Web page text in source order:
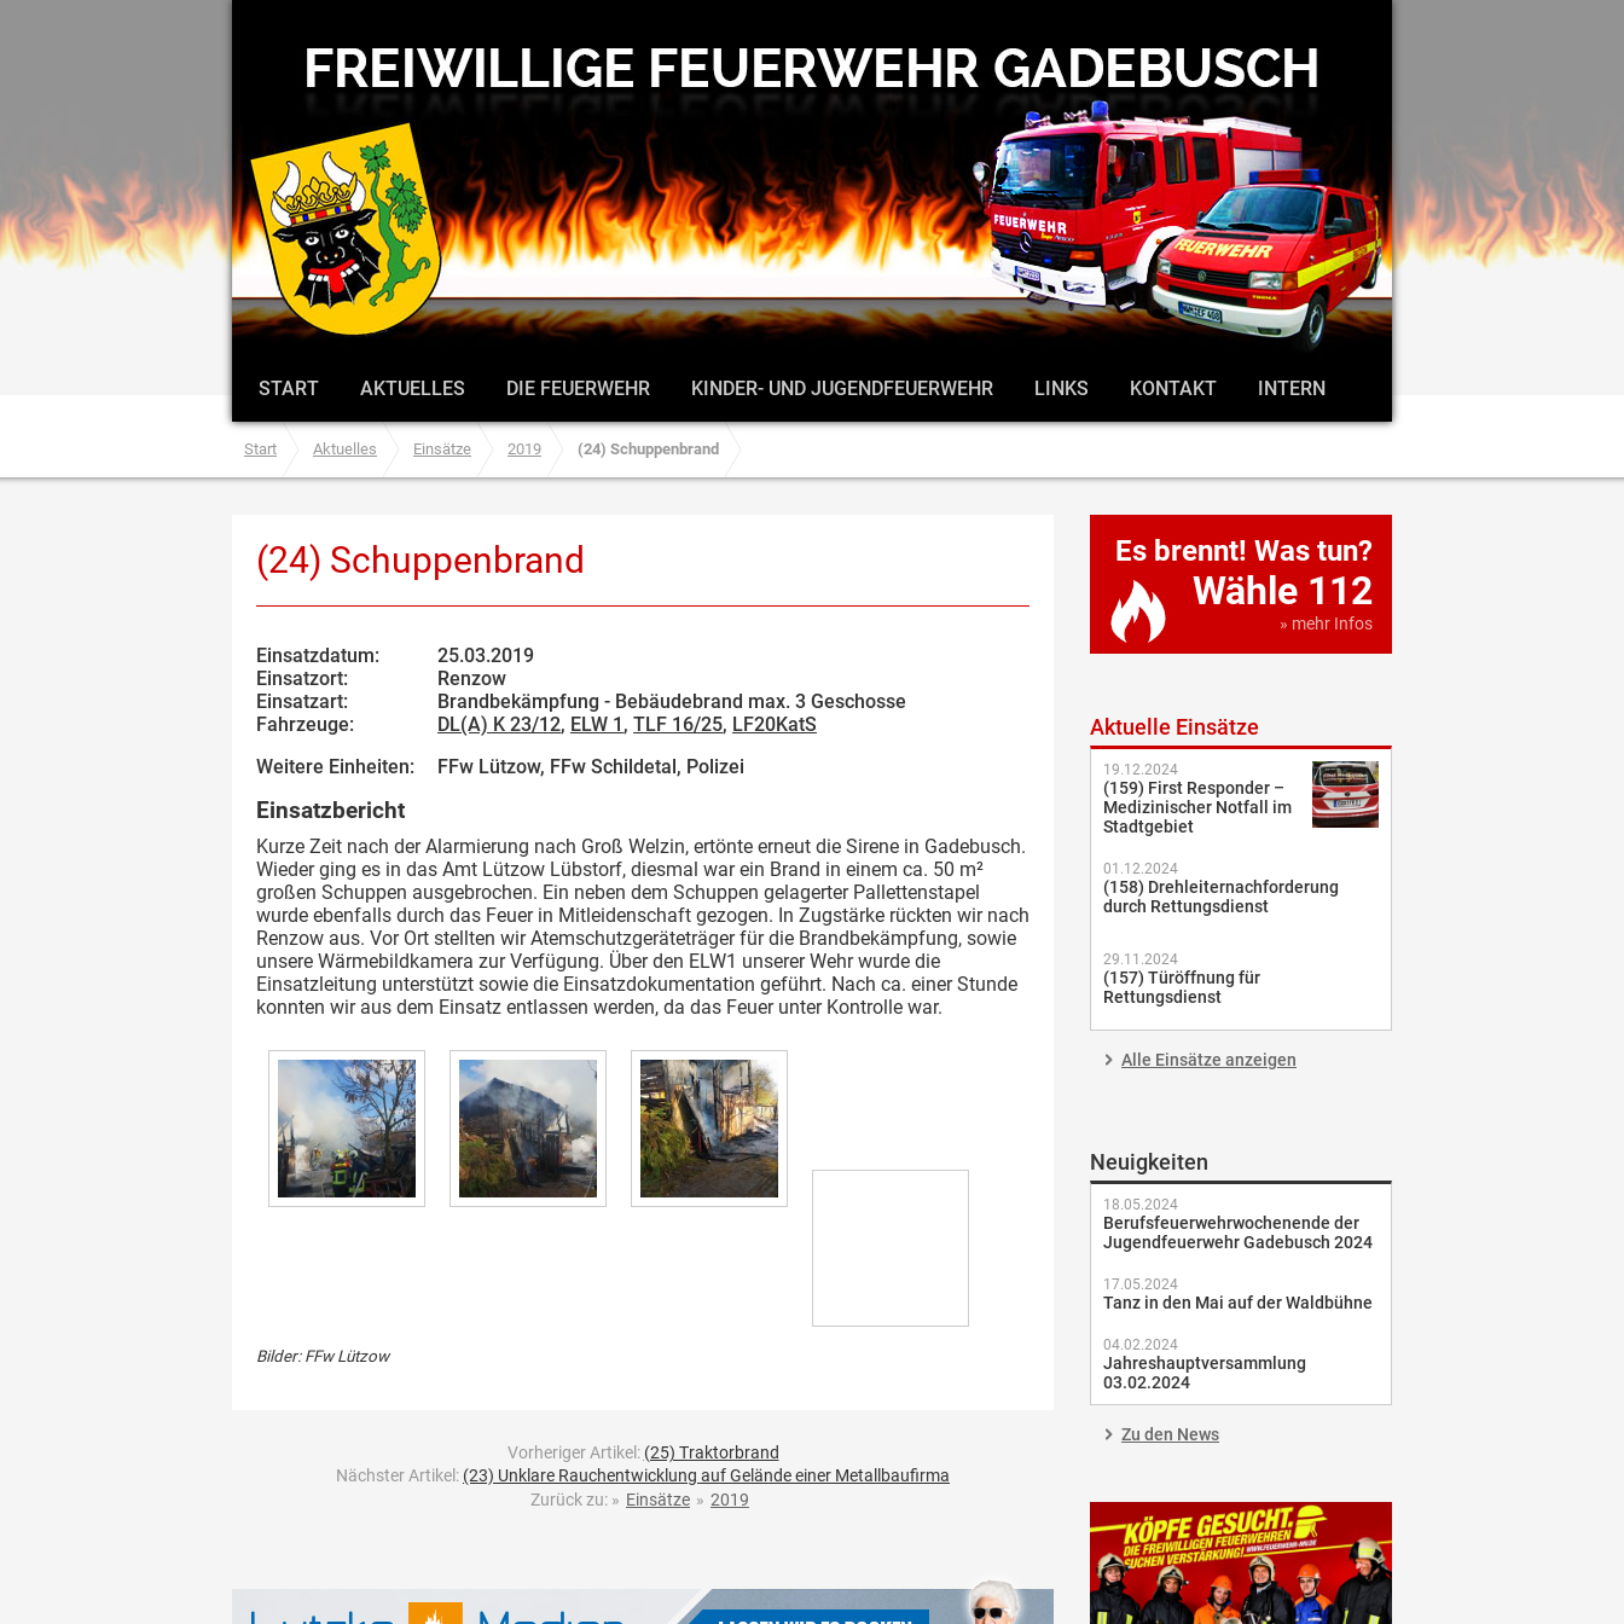
START AKTUELLES DIE FEUERWEHR KINDER- UND JUGENDFEUERWEHR LINKS KONTAKT INTERN
Start Aktuelles Einsätze 2019 (24) Schuppenbrand
(24) Schuppenbrand
Einsatzdatum:
25.03.2019
Einsatzort:
Renzow
Einsatzart:
Brandbekämpfung - Bebäudebrand max. 3 Geschosse
Fahrzeuge:
DL(A) K 23/12, ELW 1 , TLF 16/25, LF20KatS
Weitere Einheiten:
FFw Lützow, FFw Schildetal, Polizei
Einsatzbericht
Kurze Zeit nach der Alarmierung nach Groß Welzin, ertönte erneut die Sirene in Gadebusch.
Wieder ging es in das Amt Lützow Lübstorf, diesmal war ein Brand in einem ca. 50 m²
großen Schuppen ausgebrochen. Ein neben dem Schuppen gelagerter Pallettenstapel
wurde ebenfalls durch das Feuer in Mitleidenschaft gezogen. In Zugstärke rückten wir nach
Renzow aus. Vor Ort stellten wir Atemschutzgeräteträger für die Brandbekämpfung, sowie
unsere Wärmebildkamera zur Verfügung. Über den ELW1 unserer Wehr wurde die
Einsatzleitung unterstützt sowie die Einsatzdokumentation geführt. Nach ca. einer Stunde
konnten wir aus dem Einsatz entlassen werden, da das Feuer unter Kontrolle war.
Bilder: FFw Lützow
Vorheriger Artikel: (25) Traktorbrand
Nächster Artikel: (23) Unklare Rauchentwicklung auf Gelände einer Metallbaufirma
Zurück zu: » Einsätze » 2019
Es brennt! Was tun?
Wähle 112
» mehr Infos
Aktuelle Einsätze
19.12.2024
(159) First Responder –
Medizinischer Notfall im
Stadtgebiet
01.12.2024
(158) Drehleiternachforderung
durch Rettungsdienst
29.11.2024
(157) Türöffnung für
Rettungsdienst
Alle Einsätze anzeigen
Neuigkeiten
18.05.2024
Berufsfeuerwehrwochenende der
Jugendfeuerwehr Gadebusch 2024
17.05.2024
Tanz in den Mai auf der Waldbühne
04.02.2024
Jahreshauptversammlung
03.02.2024
Zu den News